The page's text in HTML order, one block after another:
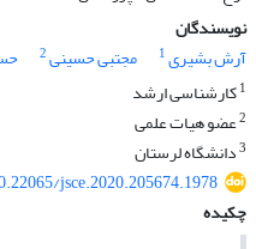
نویسندگان
آرش بشیری1 مجتبی حسینی2
1کارشناسی ارشد
2عضو هیات علمی
3دانشگاه لرستان
jsce.2020.205674.1978
چکیده